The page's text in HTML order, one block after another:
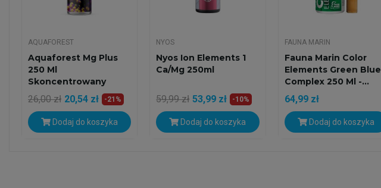
AQUAFOREST
Aquaforest Mg Plus
250 Ml
Skoncentrowany
Magnez Dla...
26,00 zł 20,54 zł -21%
Dodaj do koszyka
NYOS
Nyos Ion Elements 1
Ca/Mg 250ml
59,99 zł 53,99 zł -10%
Dodaj do koszyka
FAUNA MARIN
Fauna Marin Color
Elements Green Blue
Complex 250 Ml -...
64,99 zł
Dodaj do koszyka